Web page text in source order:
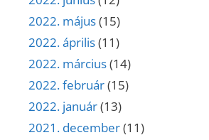
2022. május(15)
2022. április(11)
2022. március(14)
2022. február(15)
2022. január(13)
2021. december(11)